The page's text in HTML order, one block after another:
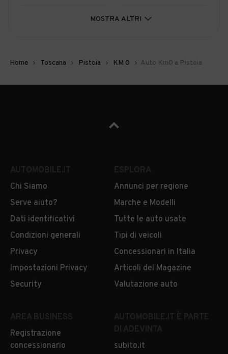
Auto usate Pieve a Nievole
MOSTRA ALTRI
Home Toscana Pistoia KM 0 Auto Km0 a Pistoia
Chi Siamo
Serve aiuto?
Dati identificativi
Condizioni generali
Privacy
Impostazioni Privacy
Security
Annunci per regione
Marche e Modelli
Tutte le auto usate
Tipi di veicoli
Concessionari in Italia
Articoli del Magazine
Valutazione auto
Registrazione
concessionario
subito.it